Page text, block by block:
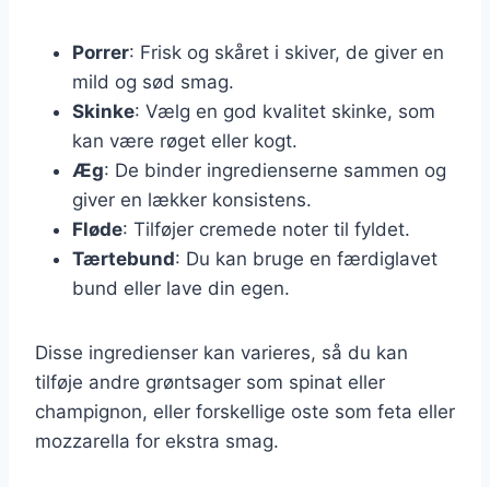
Porrer: Frisk og skåret i skiver, de giver en
mild og sød smag.
Skinke: Vælg en god kvalitet skinke, som
kan være røget eller kogt.
Æg: De binder ingredienserne sammen og
giver en lækker konsistens.
Fløde: Tilføjer cremede noter til fyldet.
Tærtebund: Du kan bruge en færdiglavet
bund eller lave din egen.
Disse ingredienser kan varieres, så du kan
tilføje andre grøntsager som spinat eller
champignon, eller forskellige oste som feta eller
mozzarella for ekstra smag.